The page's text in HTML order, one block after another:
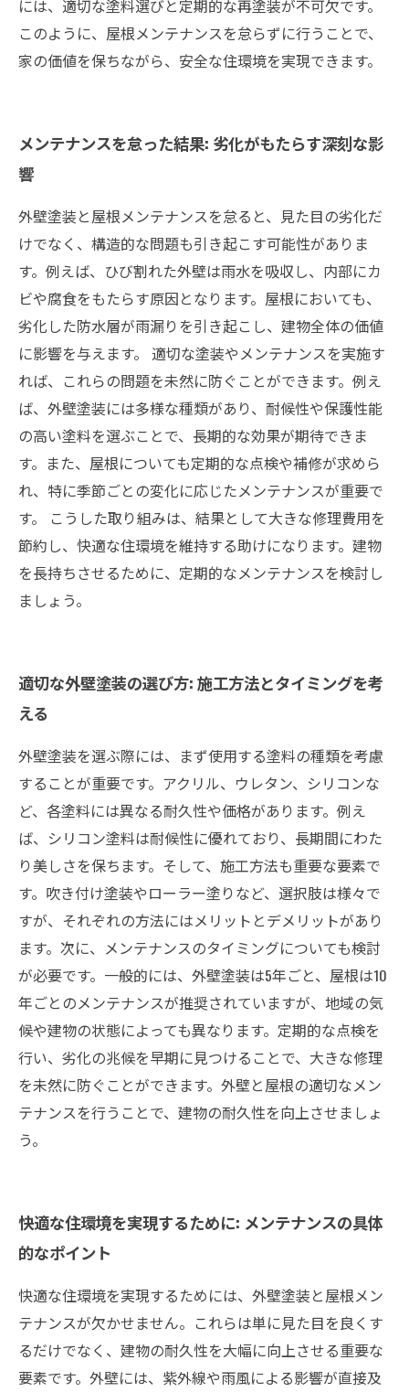
には、適切な塗料選びと定期的な再塗装が不可欠です。
このように、屋根メンテナンスを怠らずに行うことで、
家の価値を保ちながら、安全な住環境を実現できます。
メンテナンスを怠った結果: 劣化がもたらす深刻な影
響
外壁塗装と屋根メンテナンスを怠ると、見た目の劣化だ
けでなく、構造的な問題も引き起こす可能性がありま
す。例えば、ひび割れた外壁は雨水を吸収し、内部にカ
ビや腐食をもたらす原因となります。屋根においても、
劣化した防水層が雨漏りを引き起こし、建物全体の価値
に影響を与えます。 適切な塗装やメンテナンスを実施す
れば、これらの問題を未然に防ぐことができます。例え
ば、外壁塗装には多様な種類があり、耐候性や保護性能
の高い塗料を選ぶことで、長期的な効果が期待できま
す。また、屋根についても定期的な点検や補修が求めら
れ、特に季節ごとの変化に応じたメンテナンスが重要で
す。 こうした取り組みは、結果として大きな修理費用を
節約し、快適な住環境を維持する助けになります。建物
を長持ちさせるために、定期的なメンテナンスを検討し
ましょう。
適切な外壁塗装の選び方: 施工方法とタイミングを考
える
外壁塗装を選ぶ際には、まず使用する塗料の種類を考慮
することが重要です。アクリル、ウレタン、シリコンな
ど、各塗料には異なる耐久性や価格があります。例え
ば、シリコン塗料は耐候性に優れており、長期間にわた
り美しさを保ちます。そして、施工方法も重要な要素で
す。吹き付け塗装やローラー塗りなど、選択肢は様々で
すが、それぞれの方法にはメリットとデメリットがあり
ます。次に、メンテナンスのタイミングについても検討
が必要です。一般的には、外壁塗装は5年ごと、屋根は10
年ごとのメンテナンスが推奨されていますが、地域の気
候や建物の状態によっても異なります。定期的な点検を
行い、劣化の兆候を早期に見つけることで、大きな修理
を未然に防ぐことができます。外壁と屋根の適切なメン
テナンスを行うことで、建物の耐久性を向上させましょ
う。
快適な住環境を実現するために: メンテナンスの具体
的なポイント
快適な住環境を実現するためには、外壁塗装と屋根メン
テナンスが欠かせません。これらは単に見た目を良くす
るだけでなく、建物の耐久性を大幅に向上させる重要な
要素です。外壁には、紫外線や雨風による影響が直接及